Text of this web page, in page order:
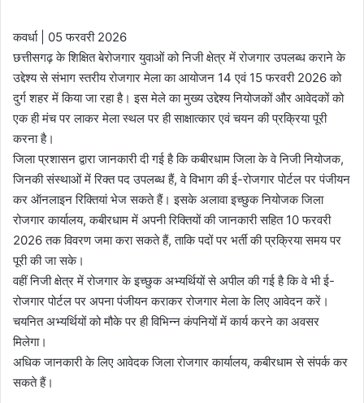
कवर्धा | 05 फरवरी 2026
छत्तीसगढ़ के शिक्षित बेरोजगार युवाओं को निजी क्षेत्र में रोजगार उपलब्ध कराने के
उद्देश्य से संभाग स्तरीय रोजगार मेला का आयोजन 14 एवं 15 फरवरी 2026 को
दुर्ग शहर में किया जा रहा है। इस मेले का मुख्य उद्देश्य नियोजकों और आवेदकों को
एक ही मंच पर लाकर मेला स्थल पर ही साक्षात्कार एवं चयन की प्रक्रिया पूरी
करना है।
जिला प्रशासन द्वारा जानकारी दी गई है कि कबीरधाम जिला के वे निजी नियोजक,
जिनकी संस्थाओं में रिक्त पद उपलब्ध हैं, वे विभाग की ई-रोजगार पोर्टल पर पंजीयन
कर ऑनलाइन रिक्तियां भेज सकते हैं। इसके अलावा इच्छुक नियोजक जिला
रोजगार कार्यालय, कबीरधाम में अपनी रिक्तियों की जानकारी सहित 10 फरवरी
2026 तक विवरण जमा करा सकते हैं, ताकि पदों पर भर्ती की प्रक्रिया समय पर
पूरी की जा सके।
वहीं निजी क्षेत्र में रोजगार के इच्छुक अभ्यर्थियों से अपील की गई है कि वे भी ई-
रोजगार पोर्टल पर अपना पंजीयन कराकर रोजगार मेला के लिए आवेदन करें।
चयनित अभ्यर्थियों को मौके पर ही विभिन्न कंपनियों में कार्य करने का अवसर
मिलेगा।
अधिक जानकारी के लिए आवेदक जिला रोजगार कार्यालय, कबीरधाम से संपर्क कर
सकते हैं।